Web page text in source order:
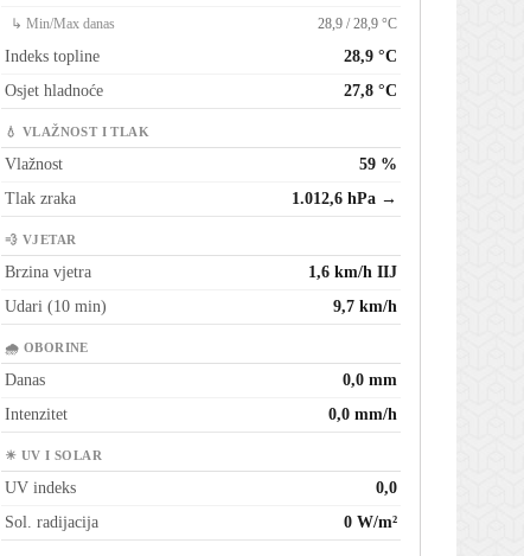
↳ Min/Max danas 28,9 / 28,9 °C
Indeks topline
28,9 °C
Osjet hladnoće
27,8 °C
💧 VLAŽNOST I TLAK
Vlažnost
59 %
Tlak zraka
1.012,6 hPa →
💨 VJETAR
Brzina vjetra
1,6 km/h IIJ
Udari (10 min)
9,7 km/h
🌧 OBORINE
Danas
0,0 mm
Intenzitet
0,0 mm/h
☀ UV I SOLAR
UV indeks
0,0
Sol. radijacija
0 W/m²